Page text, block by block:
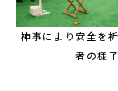
神事により安全を
者の様子